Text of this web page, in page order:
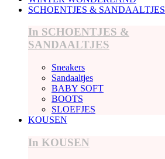
SCHOENTJES & SANDAALTJES
In SCHOENTJES &
SANDAALTJES
Sneakers
Sandaaltjes
BABY SOFT
BOOTS
SLOEFJES
KOUSEN
In KOUSEN